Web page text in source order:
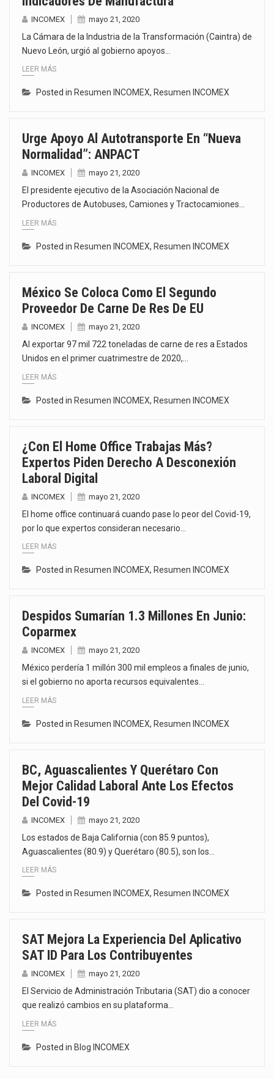
INCOMEX mayo 21, 2020
La Cámara de la Industria de la Transformación (Caintra) de
Nuevo León, urgió al gobierno apoyos…
LEER MÁS
Posted in Resumen INCOMEX, Resumen INCOMEX
Urge Apoyo Al Autotransporte En “Nueva
Normalidad”: ANPACT
INCOMEX mayo 21, 2020
El presidente ejecutivo de la Asociación Nacional de
Productores de Autobuses, Camiones y Tractocamiones…
LEER MÁS
Posted in Resumen INCOMEX, Resumen INCOMEX
México Se Coloca Como El Segundo
Proveedor De Carne De Res De EU
INCOMEX mayo 21, 2020
Al exportar 97 mil 722 toneladas de carne de res a Estados
Unidos en el primer cuatrimestre de 2020,…
LEER MÁS
Posted in Resumen INCOMEX, Resumen INCOMEX
¿Con El Home Office Trabajas Más?
Expertos Piden Derecho A Desconexión
Laboral Digital
INCOMEX mayo 21, 2020
El home office continuará cuando pase lo peor del Covid-19,
por lo que expertos consideran necesario…
LEER MÁS
Posted in Resumen INCOMEX, Resumen INCOMEX
Despidos Sumarían 1.3 Millones En Junio:
Coparmex
INCOMEX mayo 21, 2020
México perdería 1 millón 300 mil empleos a finales de junio,
si el gobierno no aporta recursos equivalentes…
LEER MÁS
Posted in Resumen INCOMEX, Resumen INCOMEX
BC, Aguascalientes Y Querétaro Con
Mejor Calidad Laboral Ante Los Efectos
Del Covid-19
INCOMEX mayo 21, 2020
Los estados de Baja California (con 85.9 puntos),
Aguascalientes (80.9) y Querétaro (80.5), son los…
LEER MÁS
Posted in Resumen INCOMEX, Resumen INCOMEX
SAT Mejora La Experiencia Del Aplicativo
SAT ID Para Los Contribuyentes
INCOMEX mayo 21, 2020
El Servicio de Administración Tributaria (SAT) dio a conocer
que realizó cambios en su plataforma…
LEER MÁS
Posted in Blog INCOMEX